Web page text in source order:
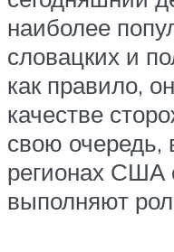
наиболее
словацких и
как правило,
качестве
свою очередь,
регионах США
выполняют